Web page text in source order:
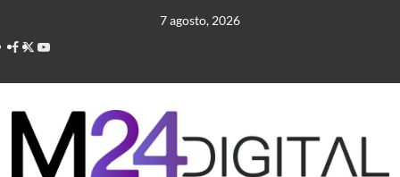
contenido
7 agosto, 2026